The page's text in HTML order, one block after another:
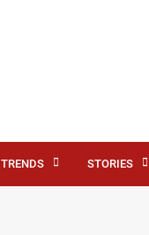
TRENDS STORIES